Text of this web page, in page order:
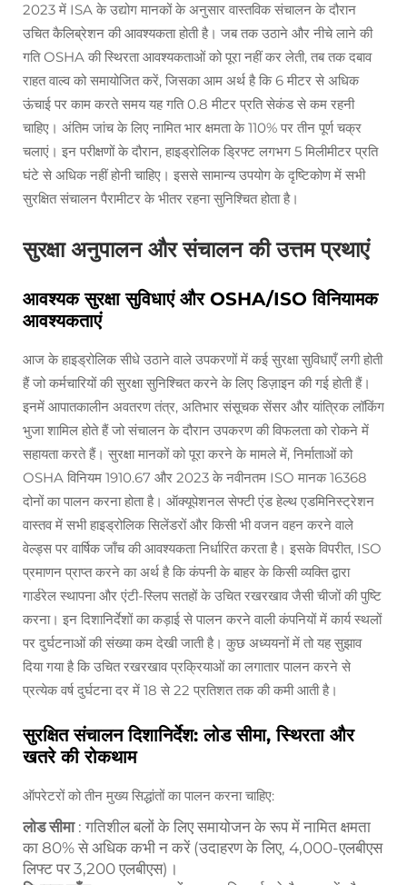
2023 में ISA के उद्योग मानकों के अनुसार वास्तविक संचालन के दौरान
उचित कैलिब्रेशन की आवश्यकता होती है। जब तक उठाने और नीचे लाने की
गति OSHA की स्थिरता आवश्यकताओं को पूरा नहीं कर लेती, तब तक दबाव
राहत वाल्व को समायोजित करें, जिसका आम अर्थ है कि 6 मीटर से अधिक
ऊंचाई पर काम करते समय यह गति 0.8 मीटर प्रति सेकंड से कम रहनी
चाहिए। अंतिम जांच के लिए नामित भार क्षमता के 110% पर तीन पूर्ण चक्र
चलाएं। इन परीक्षणों के दौरान, हाइड्रोलिक ड्रिफ्ट लगभग 5 मिलीमीटर प्रति
घंटे से अधिक नहीं होनी चाहिए। इससे सामान्य उपयोग के दृष्टिकोण में सभी
सुरक्षित संचालन पैरामीटर के भीतर रहना सुनिश्चित होता है।
सुरक्षा अनुपालन और संचालन की उत्तम प्रथाएं
आवश्यक सुरक्षा सुविधाएं और OSHA/ISO विनियामक
आवश्यकताएं
आज के हाइड्रोलिक सीधे उठाने वाले उपकरणों में कई सुरक्षा सुविधाएँ लगी होती
हैं जो कर्मचारियों की सुरक्षा सुनिश्चित करने के लिए डिज़ाइन की गई होती हैं।
इनमें आपातकालीन अवतरण तंत्र, अतिभार संसूचक सेंसर और यांत्रिक लॉकिंग
भुजा शामिल होते हैं जो संचालन के दौरान उपकरण की विफलता को रोकने में
सहायता करते हैं। सुरक्षा मानकों को पूरा करने के मामले में, निर्माताओं को
OSHA विनियम 1910.67 और 2023 के नवीनतम ISO मानक 16368
दोनों का पालन करना होता है। ऑक्यूपेशनल सेफ्टी एंड हेल्थ एडमिनिस्ट्रेशन
वास्तव में सभी हाइड्रोलिक सिलेंडरों और किसी भी वजन वहन करने वाले
वेल्ड्स पर वार्षिक जाँच की आवश्यकता निर्धारित करता है। इसके विपरीत, ISO
प्रमाणन प्राप्त करने का अर्थ है कि कंपनी के बाहर के किसी व्यक्ति द्वारा
गार्डरेल स्थापना और एंटी-स्लिप सतहों के उचित रखरखाव जैसी चीजों की पुष्टि
करना। इन दिशानिर्देशों का कड़ाई से पालन करने वाली कंपनियों में कार्य स्थलों
पर दुर्घटनाओं की संख्या कम देखी जाती है। कुछ अध्ययनों में तो यह सुझाव
दिया गया है कि उचित रखरखाव प्रक्रियाओं का लगातार पालन करने से
प्रत्येक वर्ष दुर्घटना दर में 18 से 22 प्रतिशत तक की कमी आती है।
सुरक्षित संचालन दिशानिर्देश: लोड सीमा, स्थिरता और
खतरे की रोकथाम
ऑपरेटरों को तीन मुख्य सिद्धांतों का पालन करना चाहिए:
लोड सीमा : गतिशील बलों के लिए समायोजन के रूप में नामित क्षमता
का 80% से अधिक कभी न करें (उदाहरण के लिए, 4,000-एलबीएस
लिफ्ट पर 3,200 एलबीएस)।